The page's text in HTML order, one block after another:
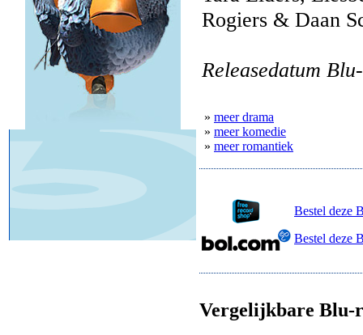
Rogiers & Daan
Releasedatum
» meer drama
» meer komedie
» meer romantiek
Bestel deze
Bestel deze
Vergelijkbare Blu-